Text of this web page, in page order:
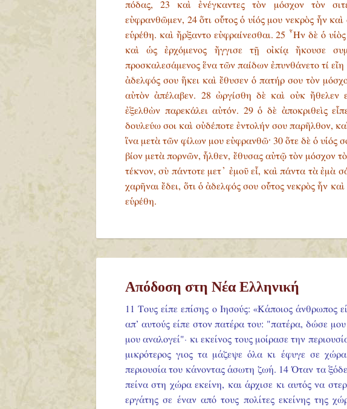
πόδας, 23 καὶ ἐνέγκαντες τὸν μόσχον τὸν
εὐφρανθῶμεν, 24 ὅτι οὗτος ὁ υἱός μου νεκρὸς ἦν
εὑρέθη. καὶ ἤρξαντο εὐφραίνεσθαι. 25 ῏Ην δὲ ὁ
καὶ ὡς ἐρχόμενος ἤγγισε τῇ οἰκίᾳ ἤκουσε
προσκαλεσάμενος ἕνα τῶν παίδων ἐπυνθάνετο τί
ἀδελφός σου ἥκει καὶ ἔθυσεν ὁ πατήρ σου τὸν
αὐτὸν ἀπέλαβεν. 28 ὠργίσθη δὲ καὶ οὐκ ἤθελεν
ἐξελθὼν παρεκάλει αὐτόν. 29 ὁ δὲ ἀποκριθεὶς
δουλεύω σοι καὶ οὐδέποτε ἐντολήν σου παρῆλθον,
ἵνα μετὰ τῶν φίλων μου εὐφρανθῶ· 30 ὅτε δὲ ὁ υἱός
βίον μετὰ πορνῶν, ἦλθεν, ἔθυσας αὐτῷ τὸν μόσχον
τέκνον, σὺ πάντοτε μετ᾿ ἐμοῦ εἶ, καὶ πάντα τὰ ἐμὰ
χαρῆναι ἔδει, ὅτι ὁ ἀδελφός σου οὗτος νεκρὸς ἦν
εὑρέθη.
Απόδοση στη Νέα Ελληνική
11 Τους είπε επίσης ο Ιησούς: «Κάποιος άνθρωπος
απ’ αυτούς είπε στον πατέρα του: "πατέρα, δώσε μου
μου αναλογεί"· κι εκείνος τους μοίρασε την
μικρότερος γιος τα μάζεψε όλα κι έφυγε σε
περιουσία του κάνοντας άσωτη ζωή. 14 Όταν τα
πείνα στη χώρα εκείνη, και άρχισε κι αυτός να
εργάτης σε έναν από τους πολίτες εκείνης της